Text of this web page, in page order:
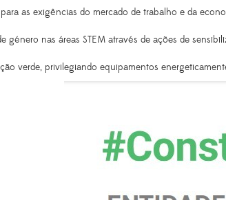
as exigências do mercado de trabalho e da
género nas áreas STEM através de ações de
verde, privilegiando equipamentos